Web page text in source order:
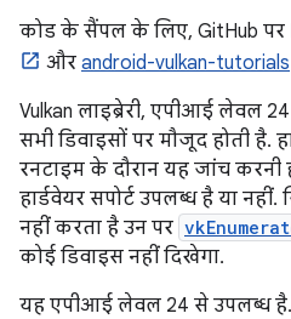
कोड के सैंपल के लिए, GitHub पर
और android-vulkan-tutorials
Vulkan लाइब्रेरी, एपीआई लेवल
सभी डिवाइसों पर मौजूद होती है.
रनटाइम के दौरान यह जांच करनी
हार्डवेयर सपोर्ट उपलब्ध है या
नहीं करता है उन पर
कोई डिवाइस नहीं दिखेगा.
यह एपीआई लेवल 24 से उपलब्ध है.